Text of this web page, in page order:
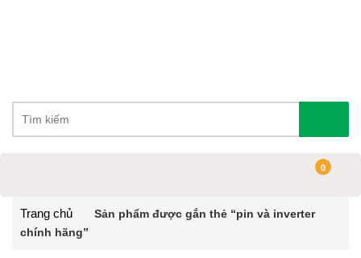
0
Trang chủ
Sản phẩm được gắn thẻ “pin và inverter
chính hãng”